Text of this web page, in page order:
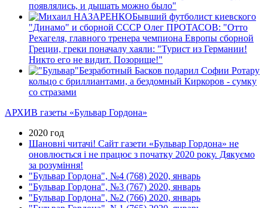
появлялись, и дышать можно было"
Бывший футболист киевского
"Динамо" и сборной СССР Олег ПРОТАСОВ: "Отто
Рехагеля, главного тренера чемпиона Европы сборной
Греции, греки поначалу хаяли: "Турист из Германии!
Никто его не видит. Позорище!"
Безработный Басков подарил Софии Ротару
кольцо с бриллиантами, а бездомный Киркоров - сумку
со стразами
АРХИВ газеты «Бульвар Гордона»
2020 год
Шановні читачі! Сайт газети «Бульвар Гордона» не
оновлюється і не працює з початку 2020 року. Дякуємо
за розуміння!
"Бульвар Гордона", №4 (768) 2020, январь
"Бульвар Гордона", №3 (767) 2020, январь
"Бульвар Гордона", №2 (766) 2020, январь